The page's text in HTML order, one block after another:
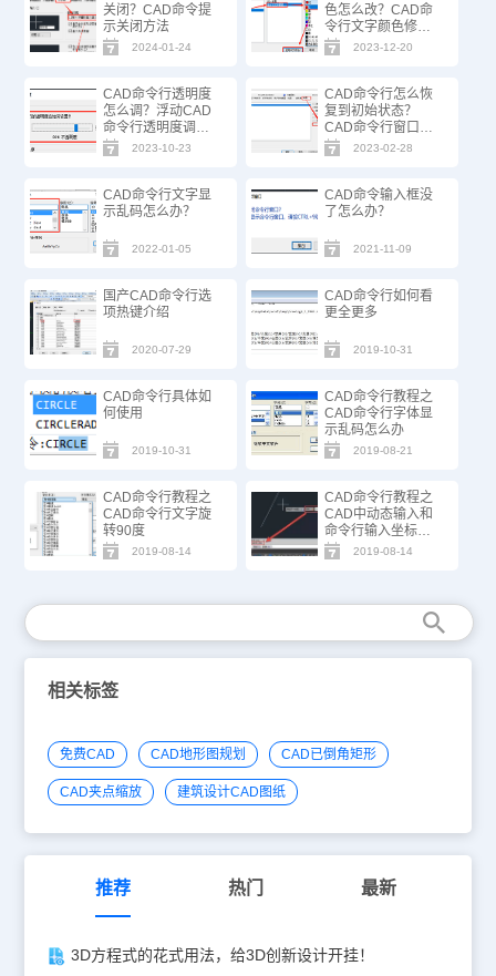
关闭？CAD命令提
示关闭方法
2024-01-24
色怎么改？CAD命
令行文字颜色修改
方法
2023-12-20
CAD命令行透明度
怎么调？浮动CAD
命令行透明度调整
步骤
2023-10-23
CAD命令行怎么恢
复到初始状态？
CAD命令行窗口恢
复步骤2023-02-28
CAD命令行文字显
示乱码怎么办？
2022-01-05
CAD命令输入框没
了怎么办？
2021-11-09
国产CAD命令行选
项热键介绍
2020-07-29
CAD命令行如何看
更全更多
2019-10-31
CAD命令行具体如
何使用
2019-10-31
CAD命令行教程之
CAD命令行字体显
示乱码怎么办
2019-08-21
CAD命令行教程之
CAD命令行文字旋
转90度
2019-08-14
CAD命令行教程之
CAD中动态输入和
命令行输入坐标有
什么不同2019-08-14
相关标签
免费CAD CAD地形图规划 CAD已倒角矩形
CAD夹点缩放 建筑设计CAD图纸
推荐 热门 最新
3D方程式的花式用法，给3D创新设计开挂！